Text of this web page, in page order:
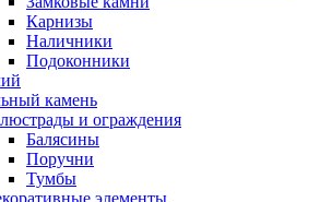
Карнизы
Наличники
Подоконники
камень
и ограждения
Балясины
Поручни
Тумбы
элементы